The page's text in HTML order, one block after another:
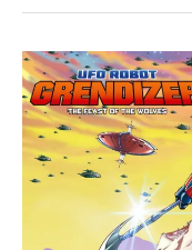
Big